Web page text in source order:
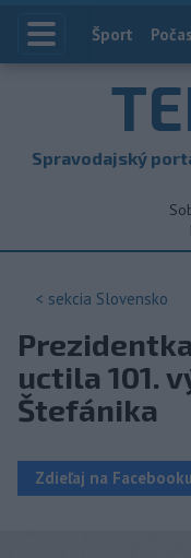
Index
Šport
Spravodajský
< sekcia Slovensko
uctila 101.
Štefánika
Zdieľaj na Facebooku